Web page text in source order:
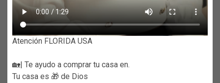
Atención FLORIDA USA
🏡| Te ayudo a comprar tu casa en.
Tu casa es 🎁 de Dios